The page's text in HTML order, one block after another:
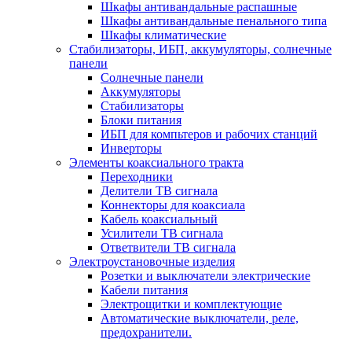
Шкафы антивандальные распашные
Шкафы антивандальные пенального типа
Шкафы климатические
Стабилизаторы, ИБП, аккумуляторы, солнечные
панели
Солнечные панели
Аккумуляторы
Стабилизаторы
Блоки питания
ИБП для компьтеров и рабочих станций
Инверторы
Элементы коаксиального тракта
Переходники
Делители ТВ сигнала
Коннекторы для коаксиала
Кабель коаксиальный
Усилители ТВ сигнала
Ответвители ТВ сигнала
Электроустановочные изделия
Розетки и выключатели электрические
Кабели питания
Электрощитки и комплектующие
Автоматические выключатели, реле,
предохранители.